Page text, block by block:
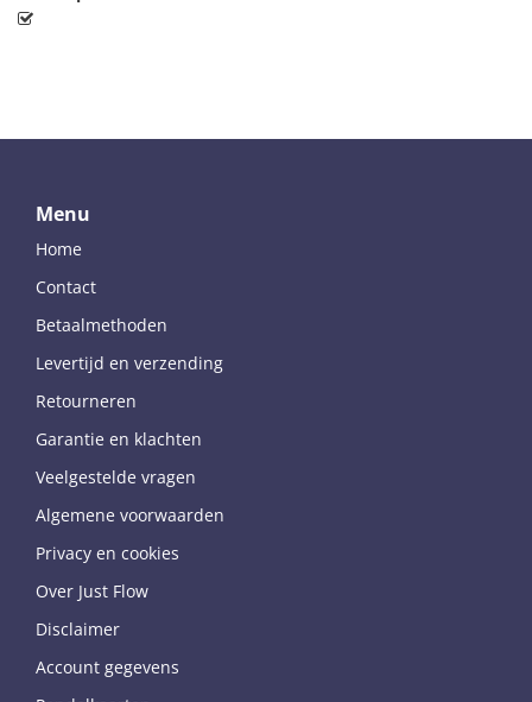
Menu
Home
Contact
Betaalmethoden
Levertijd en verzending
Retourneren
Garantie en klachten
Veelgestelde vragen
Algemene voorwaarden
Privacy en cookies
Over Just Flow
Disclaimer
Account gegevens